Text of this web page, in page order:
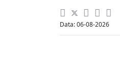
Data: 06-08-2026